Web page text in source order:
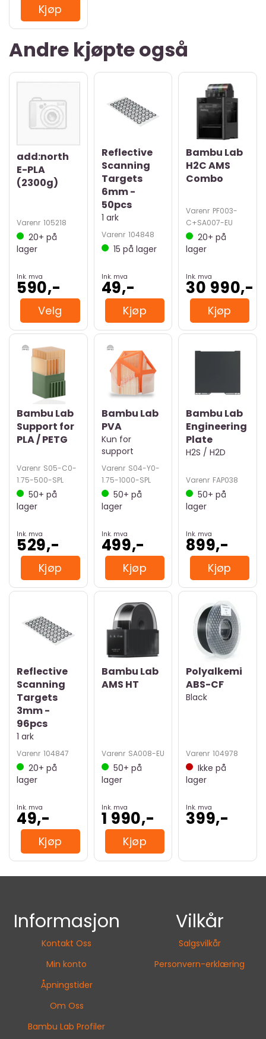
Kjøp
Andre kjøpte også
add:north
E-PLA
(2300g)
Varenr 105218
20+ på
lager
Ink. mva
590,-
Velg
Reflective
Scanning
Targets
6mm -
50pcs
1 ark
Varenr 104848
15 på lager
Ink. mva
49,-
Kjøp
Bambu Lab
H2C AMS
Combo
Varenr PF003-
C+SA007-EU
20+ på
lager
Ink. mva
30 990,-
Kjøp
Bambu Lab
Support for
PLA / PETG
Varenr S05-C0-
1.75-500-SPL
50+ på
lager
Ink. mva
529,-
Kjøp
Bambu Lab
PVA
Kun for
support
Varenr S04-Y0-
1.75-1000-SPL
50+ på
lager
Ink. mva
499,-
Kjøp
Bambu Lab
Engineering
Plate
H2S / H2D
Varenr FAP038
50+ på
lager
Ink. mva
899,-
Kjøp
Reflective
Scanning
Targets
3mm -
96pcs
1 ark
Varenr 104847
20+ på
lager
Ink. mva
49,-
Kjøp
Bambu Lab
AMS HT
Varenr SA008-EU
50+ på
lager
Ink. mva
1 990,-
Kjøp
Polyalkemi
ABS-CF
Black
Varenr 104978
Ikke på
lager
Ink. mva
399,-
Informasjon
Kontakt Oss
Min konto
Åpningstider
Om Oss
Bambu Lab Profiler
Vilkår
Salgsvilkår
Personvern-erklæring